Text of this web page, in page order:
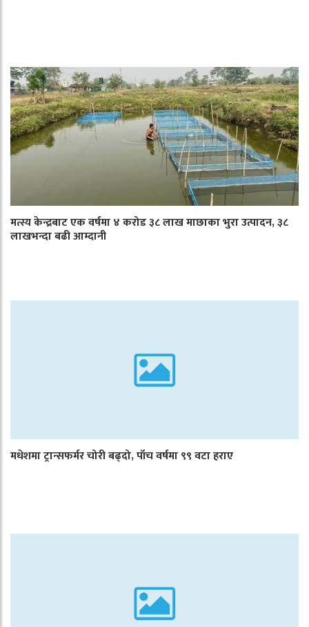
मत्स्य केन्द्रबाट एक वर्षमा ४ करोड ३८ लाख माछाका भुरा उत्पादन, ३८
लाखभन्दा बढी आम्दानी
मधेशमा ट्रान्सफर्मर चोरी बढ्दो, पाँच वर्षमा ९९ वटा हराए